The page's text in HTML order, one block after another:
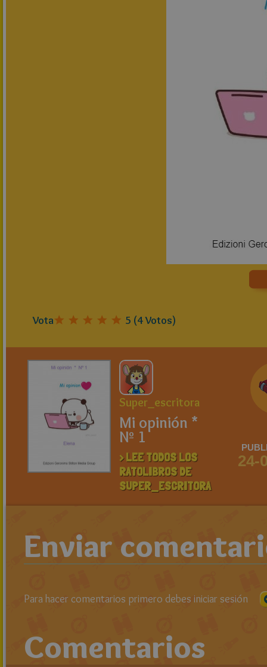
Vota 5 (4Votos)
Super_escritora
Mi opinión *
Nº 1
> LEE TODOS LOS
RATOLIBROS DE
SUPER_ESCRITORA
24-
Enviar
Para hacer comentarios primero debes iniciar sesión
Comentarios